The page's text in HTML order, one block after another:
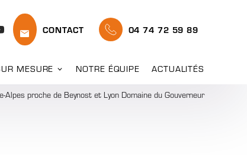
CONTACT 04 74 72 59 89
MESURE NOTRE ÉQUIPE ACTUALITÉS
Alpes proche de Beynost et Lyon Domaine du Gouverneur